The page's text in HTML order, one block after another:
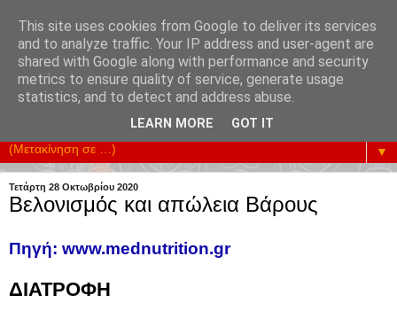
Υπηρετούμε την Επικοινωνία της Κοινωνίας. Ενισχύουμε
κάθε Προσπάθεια Οικονομικής Ανάπτυξης.
▼
Τετάρτη 28 Οκτωβρίου 2020
Βελονισμός και απώλεια Βάρους
Πηγή: www.mednutrition.gr
ΔΙΑΤΡΟΦΗ
This site uses cookies from Google to deliver its services
and to analyze traffic. Your IP address and user-agent are
shared with Google along with performance and security
metrics to ensure quality of service, generate usage
statistics, and to detect and address abuse.
LEARN MORE GOT IT